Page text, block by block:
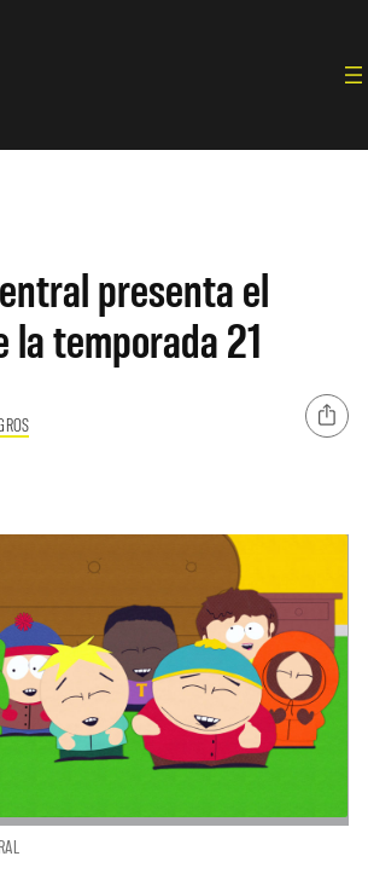
presenta el
la temporada 21